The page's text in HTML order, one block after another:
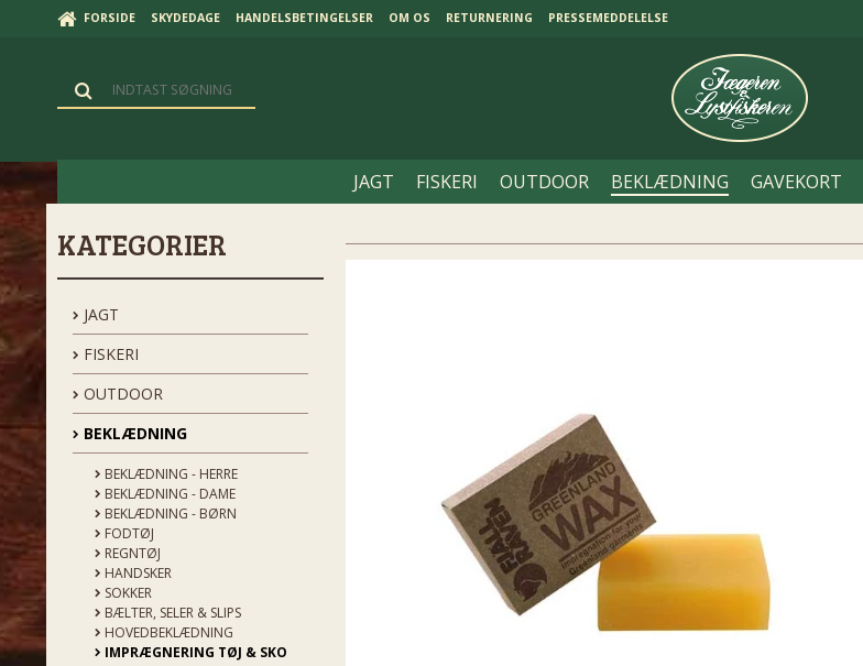
FORSIDE SKYDEDAGE HANDELSBETINGELSER OM OS RETURNERING PRESSEMEDDELELSE
JAGT FISKERI OUTDOOR BEKLÆDNING GAVEKORT
KATEGORIER
JAGT
FISKERI
OUTDOOR
BEKLÆDNING
BEKLÆDNING - HERRE
BEKLÆDNING - DAME
BEKLÆDNING - BØRN
FODTØJ
REGNTØJ
HANDSKER
SOKKER
BÆLTER, SELER & SLIPS
HOVEDBEKLÆDNING
IMPRÆGNERING TØJ & SKO